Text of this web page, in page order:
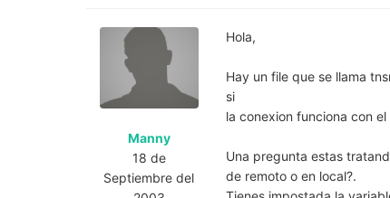
Manny
18 de
Septiembre del
Hola,
Hay un file que se llama
si
la conexion funciona con
Una pregunta estas
de remoto o en local?.